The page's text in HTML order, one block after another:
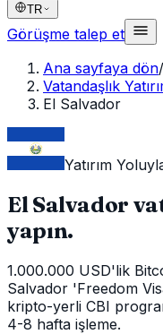
TR
Görüşme talep et
Ana sayfaya dön/
Vatandaşlık
El Salvador
Yatırım
El Salvador
yapın.
1.000.000 USD'lik
Salvador 'Freedom
kripto-yerli CBI
4-8 hafta işleme.